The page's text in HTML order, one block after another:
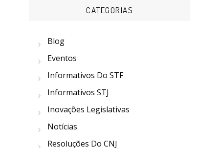
CATEGORIAS
Blog
Eventos
Informativos Do STF
Informativos STJ
Inovações Legislativas
Notícias
Resoluções Do CNJ